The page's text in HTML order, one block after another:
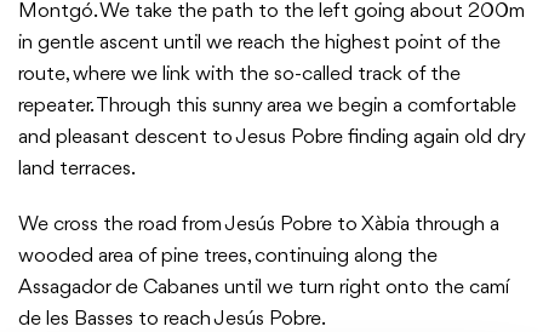
Montgó. We take the path to the left going about 200m
in gentle ascent until we reach the highest point of the
route, where we link with the so-called track of the
repeater. Through this sunny area we begin a comfortable
and pleasant descent to Jesus Pobre finding again old dry
land terraces.
We cross the road from Jesús Pobre to Xàbia through a
wooded area of pine trees, continuing along the
Assagador de Cabanes until we turn right onto the camí
de les Basses to reach Jesús Pobre.